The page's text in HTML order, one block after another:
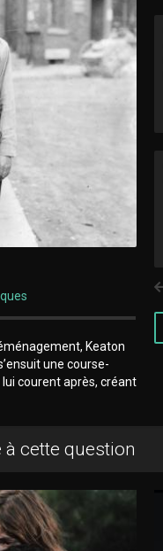
Keaton
une course-
courent après, créant
cette question